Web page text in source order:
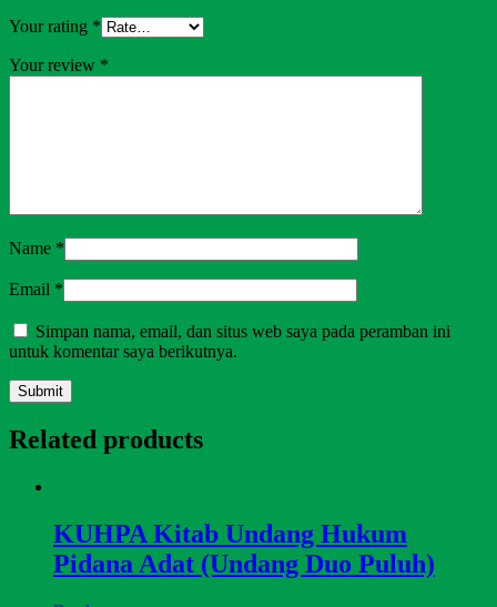
Your rating *
Your review *
Name *
Email *
Simpan nama, email, dan situs web saya pada peramban ini
untuk komentar saya berikutnya.
Related products
KUHPA Kitab Undang Hukum
Pidana Adat (Undang Duo Puluh)